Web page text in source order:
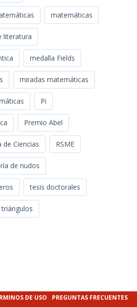
matemáticas
literatura
medalla Fields
miradas matemáticas
Pi
Premio Abel
de Ciencias RSME
de nudos
tesis doctorales
triángulos
DE USO PREGUNTAS FRECUENTES